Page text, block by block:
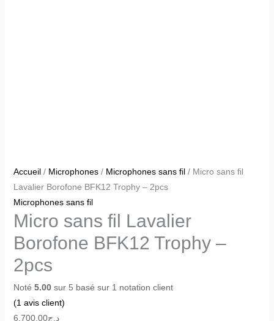
Accueil/ Microphones/ Microphones sans fil/ Micro sans fil
Lavalier Borofone BFK12 Trophy – 2pcs
Microphones sans fil
Micro sans fil Lavalier
Borofone BFK12 Trophy –
2pcs
Noté 5.00sur 5 basé sur 1 notation client
(1avis client)
د.ج6,700.00